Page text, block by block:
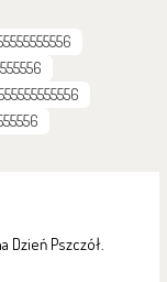
Dzień Pszczół.